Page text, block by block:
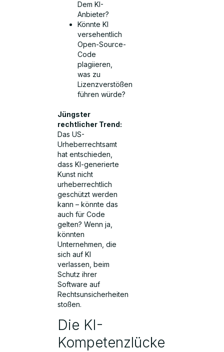
Dem KI-
Anbieter?
Könnte KI
versehentlich
Open-Source-
Code
plagiieren,
was zu
Lizenzverstößen
führen würde?
Jüngster
rechtlicher Trend:
Das US-
Urheberrechtsamt
hat entschieden,
dass KI-generierte
Kunst nicht
urheberrechtlich
geschützt werden
kann – könnte das
auch für Code
gelten? Wenn ja,
könnten
Unternehmen, die
sich auf KI
verlassen, beim
Schutz ihrer
Software auf
Rechtsunsicherheiten
stoßen.
Die KI-
Kompetenzlücke